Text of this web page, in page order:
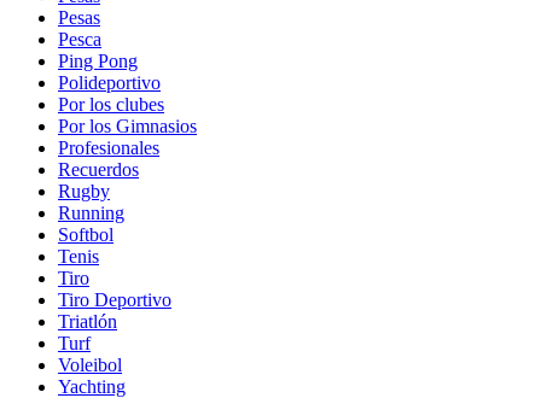
Pesas
Pesca
Ping Pong
Polideportivo
Por los clubes
Por los Gimnasios
Profesionales
Recuerdos
Rugby
Running
Softbol
Tenis
Tiro
Tiro Deportivo
Triatlón
Turf
Voleibol
Yachting